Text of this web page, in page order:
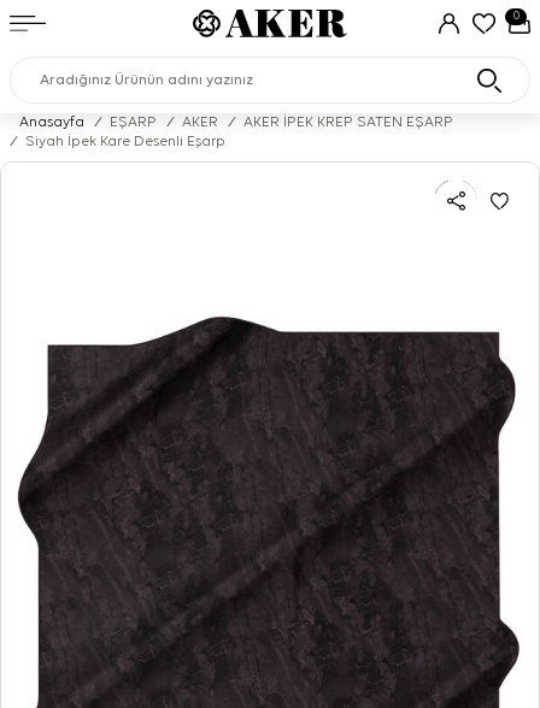
0
Anasayfa / EŞARP / AKER /
AKER İPEK KREP SATEN EŞARP
/
Siyah İpek Kare Desenli Eşarp